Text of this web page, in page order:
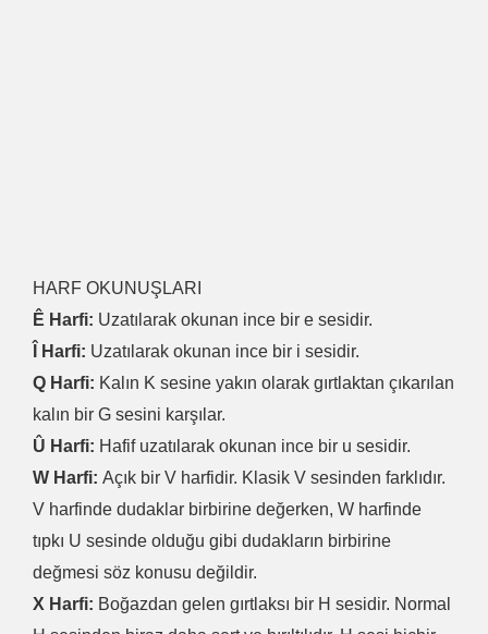
HARF OKUNUŞLARI
Ê Harfi: Uzatılarak okunan ince bir e sesidir.
Î Harfi: Uzatılarak okunan ince bir i sesidir.
Q Harfi: Kalın K sesine yakın olarak gırtlaktan çıkarılan
kalın bir G sesini karşılar.
Û Harfi: Hafif uzatılarak okunan ince bir u sesidir.
W Harfi: Açık bir V harfidir. Klasik V sesinden farklıdır.
V harfinde dudaklar birbirine değerken, W harfinde
tıpkı U sesinde olduğu gibi dudakların birbirine
değmesi söz konusu değildir.
X Harfi: Boğazdan gelen gırtlaksı bir H sesidir. Normal